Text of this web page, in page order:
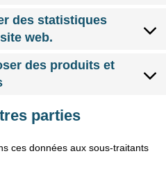
des statistiques
web.
des produits et
parties
ces données aux sous-traitants